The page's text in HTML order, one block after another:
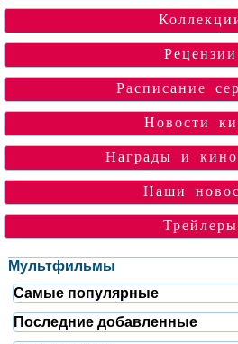
Рецензии
Расписание
Новости
Награды и
Наши
Трейлеры
Мультфильмы
Самые популярные
Последние добавленные